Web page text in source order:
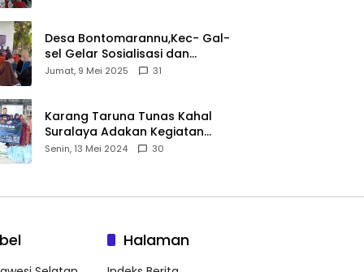
Desa Bontomarannu,Kec- Gal-
sel Gelar Sosialisasi dan
Bimtek Pemutakhiran Data ID
Jumat, 9 Mei 2025 31
Karang Taruna Tunas Kahal
Suralaya Adakan Kegiatan
Bansos Terhadap Kaum
Senin, 13 Mei 2024 30
Halaman